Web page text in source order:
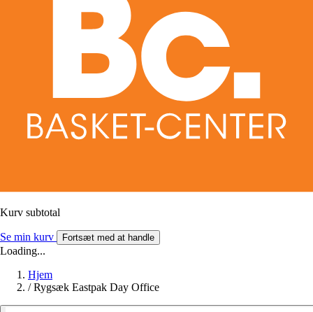
Kurv subtotal
Se min kurv Fortsæt med at handle
Loading...
Hjem
/ Rygsæk Eastpak Day Office